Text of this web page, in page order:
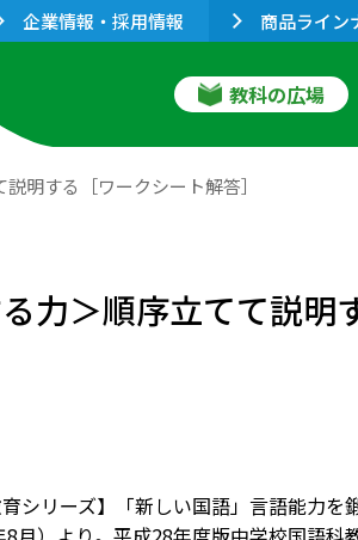
企業情報・採用情報 商品ライン
教科の広場
明する［ワークシート解答］
＞順序立てて説明
育シリーズ】「新しい国語」言語能力